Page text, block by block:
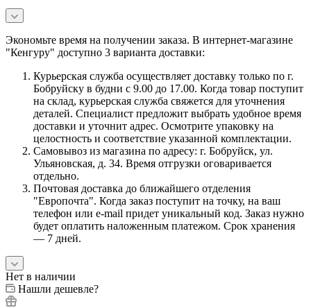
Экономьте время на получении заказа. В интернет-магазине
"Кенгуру" доступно 3 варианта доставки:
Курьерская служба осуществляет доставку только по г.
Бобруйску в будни с 9.00 до 17.00. Когда товар поступит
на склад, курьерская служба свяжется для уточнения
деталей. Специалист предложит выбрать удобное время
доставки и уточнит адрес. Осмотрите упаковку на
целостность и соответствие указанной комплектации.
Самовывоз из магазина по адресу: г. Бобруйск, ул.
Ульяновская, д. 34. Время отгрузки оговаривается
отдельно.
Почтовая доставка до ближайшего отделения
"Европочта". Когда заказ поступит на точку, на ваш
телефон или e-mail придет уникальный код. Заказ нужно
будет оплатить наложенным платежом. Срок хранения
— 7 дней.
Нет в наличии
Нашли дешевле?